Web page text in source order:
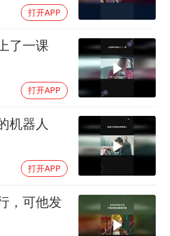
宇树王兴兴被问了360多个问题
视频丨森林温泉、油菜花海、丹崖碧水……解锁各地夏日限定体验
习近平心系体育强国建设
打开APP
了一课
打开APP
机器人
打开APP
，可他发